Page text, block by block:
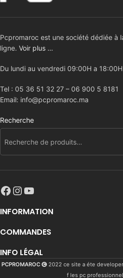
Pcpromaroc est une société dédiée à
ligne. Voir plus …
Du lundi au vendredi 09:00H a 18:00H
Tel : 05 36 51 32 27 – 06 900 5 8181
Email: info@pcpromaroc.ma
Recherche
INFORMATION
COMMANDES
INFO LÉGAL
PCPROMAROC 2022 ce site a éte
f les pc